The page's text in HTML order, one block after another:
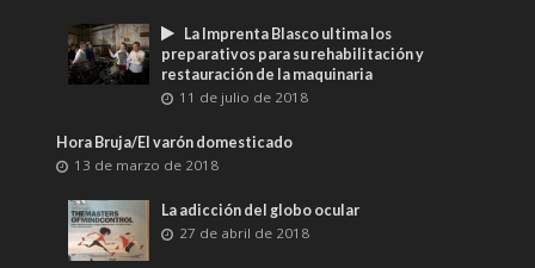
La Imprenta Blasco ultima los
preparativos para su rehabilitación y
restauración de la maquinaria
11 de julio de 2018
Hora Bruja/El varón domesticado
13 de marzo de 2018
La adicción del globo ocular
27 de abril de 2018